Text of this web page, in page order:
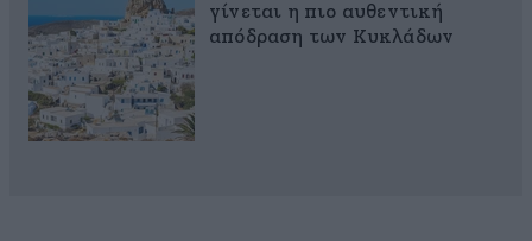
γίνεται η πιο αυθεντική
απόδραση των Κυκλάδων